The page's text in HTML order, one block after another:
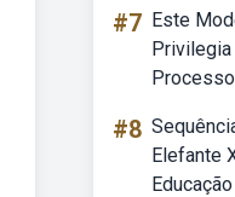
#7 Este
#8
Elefante